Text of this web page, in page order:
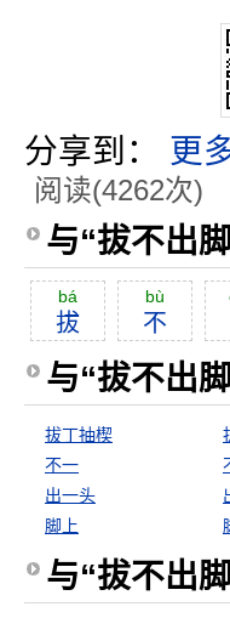
分享到： 更
阅读(4262次)
与“拔不出
bá
拔
bù
不
与“拔不出
拔丁抽楔
不一
出一头
脚上
与“拔不出